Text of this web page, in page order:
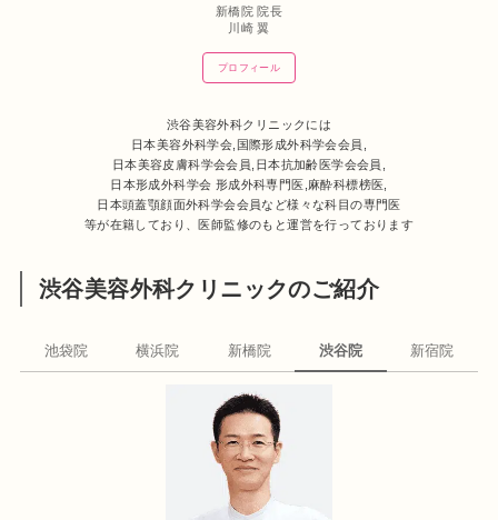
新橋院 院長
川崎 翼
プロフィール
渋谷美容外科クリニックには
日本美容外科学会,国際形成外科学会会員,
日本美容皮膚科学会会員,日本抗加齢医学会会員,
日本形成外科学会 形成外科専門医,麻酔科標榜医,
日本頭蓋顎顔面外科学会会員など様々な科目の専門医
等が在籍しており、医師監修のもと運営を行っております
渋谷美容外科クリニックのご紹介
池袋院 横浜院 新橋院 渋谷院 新宿院